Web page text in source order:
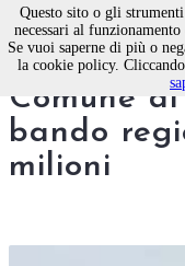
Gestione
Comune
bando
milioni
Questo sito o gli
necessari al
Se vuoi saperne di più o
la cookie policy.